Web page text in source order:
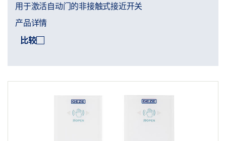
用于激活自动门的非接触式接近开关
产品详情
比较